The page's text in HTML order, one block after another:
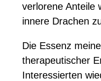
verlorene Anteile
innere Drachen
Die Essenz
therapeutischer
Interessierten